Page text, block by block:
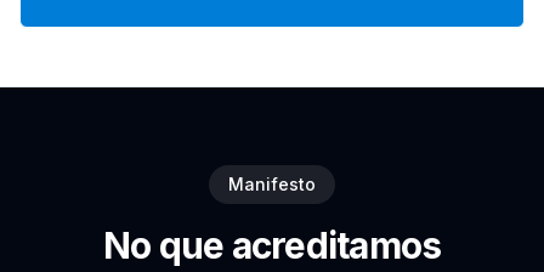
Manifesto
No que acreditamos